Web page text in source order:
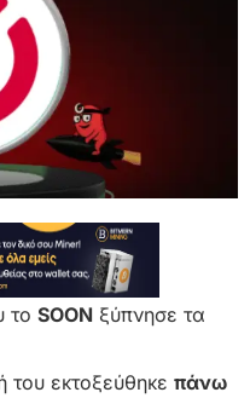
το SOON ξύπνησε τα
του εκτοξεύθηκε πάνω